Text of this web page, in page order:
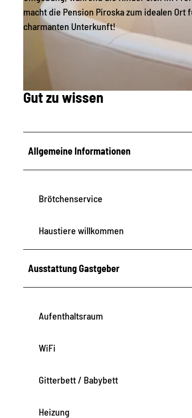
P
0
2
macht die Pension Piroska zum idealen
charmanten Unterkunft!
Gut zu wissen
Allgemeine Informationen
Brötchenservice
Haustiere willkommen
Ausstattung Gastgeber
Aufenthaltsraum
WiFi
Gitterbett / Babybett
Heizung